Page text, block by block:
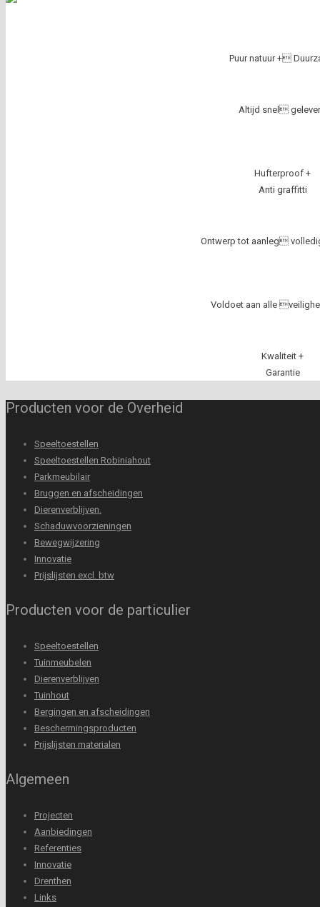
Puur natuur +
Altijd snel
Hufterproof +
Anti graffitti
Ontwerp tot aanleg
Voldoet aan alle
Kwaliteit +
Garantie
Producten voor de Overheid
Speeltoestellen
Speeltoestellen Robiniahout
Parkmeubilair
Bruggen en afscheidingen
Dierenverblijven.
Schaduwvoorzieningen
Bewegwijzering
Innovatie
Prijslijsten excl. btw
Producten voor de particulier
Speeltoestellen
Tuinmeubelen
Dierenverblijven
Tuinhout
Bergingen en afscheidingen
Beschermingsproducten
Prijslijsten materialen
Algemeen
Projecten
Aanbiedingen
Referenties
Innovatie
Drenthen
Links